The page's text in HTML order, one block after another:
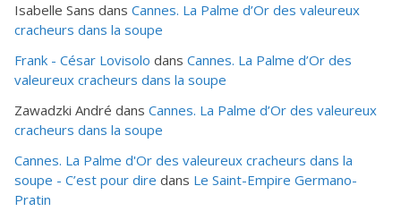
Isabelle Sans dans Cannes. La Palme d’Or des valeureux
cracheurs dans la soupe
Frank - César Lovisolo dans Cannes. La Palme d’Or des
valeureux cracheurs dans la soupe
Zawadzki André dans Cannes. La Palme d’Or des valeureux
cracheurs dans la soupe
Cannes. La Palme d'Or des valeureux cracheurs dans la
soupe - C’est pour dire dans Le Saint-Empire Germano-
Pratin